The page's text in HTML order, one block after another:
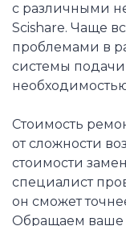
с различными
Scishare. Чаще
проблемами в
системы
Стоимость
от сложности
стоимости
специалист
он сможет
Обращаем ваше